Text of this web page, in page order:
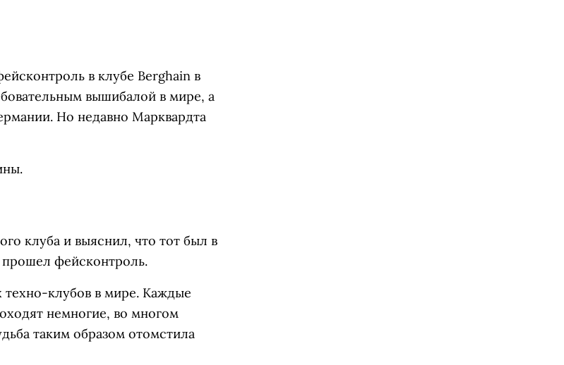
в клубе Berghain в
вышибалой в мире, а
Но недавно Марквардта
клуба и выяснил, что тот был в
прошел фейсконтроль.
клубов в мире. Каждые
немногие, во многом
таким образом отомстила